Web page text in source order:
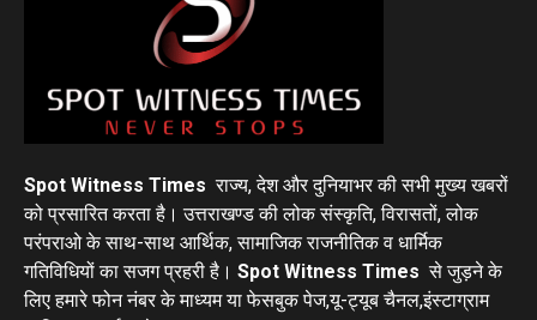
Spot Witness Times राज्य, देश और दुनियाभर की सभी मुख्य खबरों
को प्रसारित करता है। उत्तराखण्ड की लोक संस्कृति, विरासतों, लोक
परंपराओ के साथ-साथ आर्थिक, सामाजिक राजनीतिक व धार्मिक
गतिविधियों का सजग प्रहरी है। Spot Witness Times से जुड़ने के
लिए हमारे फोन नंबर के माध्यम या फेसबुक पेज,यू-ट्यूब चैनल,इंस्टाग्राम